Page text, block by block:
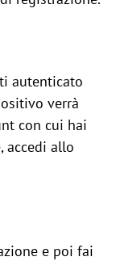
autenticato
verrà
con cui hai
accedi allo
e poi fai